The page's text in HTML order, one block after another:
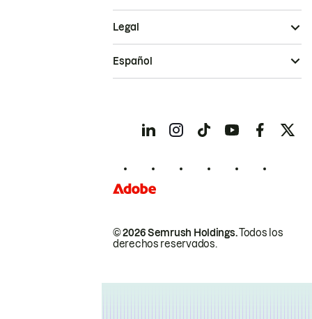
© 2026 Semrush Holdings.Todos los
derechos reservados.
Legal
Español